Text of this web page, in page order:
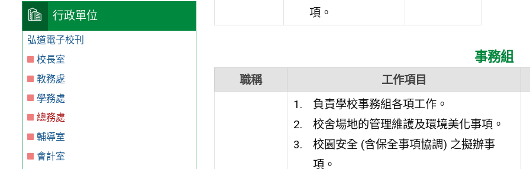
行政單位
弘道電子校刊
校長室
教務處
學務處
總務處
輔導室
會計室
項。
事務組
職稱
工作項目
負責學校事務組各項工作。
校舍場地的管理維護及環境美化事項。
校園安全 (含保全事項協調) 之擬辦事
項。